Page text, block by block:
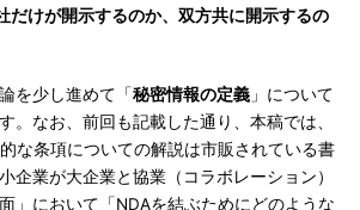
だけが開示するのか、双方共に開示するの
を少し進めて「秘密情報の定義 」について
。なお、前回も記載した通り、本稿では、
な条項についての解説は市販されている書
企業が大企業と協業（コラボレーション）
」において「NDAを結ぶためにどのような